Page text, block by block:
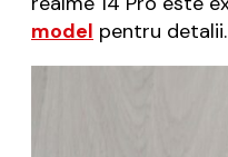
model pentru detalii.